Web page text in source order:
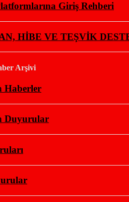
Giriş Rehberi
HİBE VE TEŞVİK
Arşivi
Haberler
Duyurular